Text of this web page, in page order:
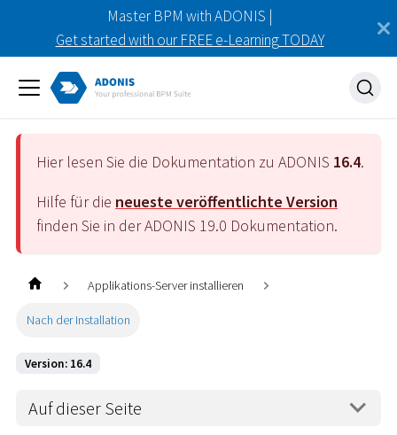
Master BPM with ADONIS |
Get started with our FREE e-Learning TODAY
Hier lesen Sie die Dokumentation zu ADONIS 16.4.
Hilfe für die neueste veröffentlichte Version
finden Sie in der ADONIS 19.0 Dokumentation.
Applikations-Server installieren
Nach der Installation
Version: 16.4
Auf dieser Seite